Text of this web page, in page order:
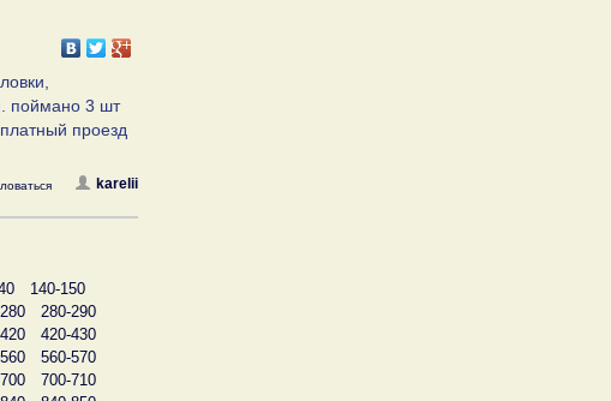
поймано 3 шт
проезд
karelii
140-150
280-290
420-430
560-570
700-710